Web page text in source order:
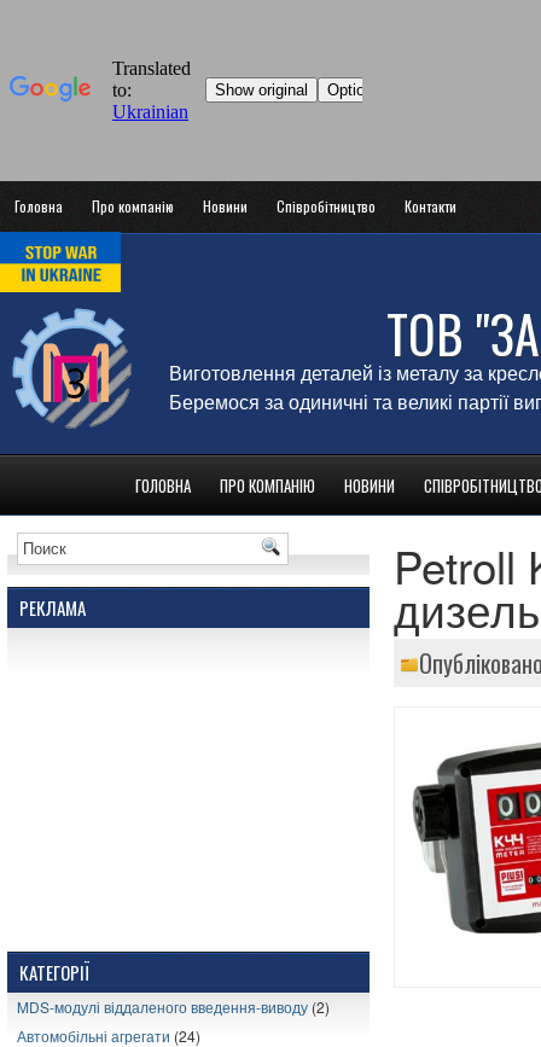
Головна Про компанію Новини Співробітництво Контакти
ТОВ
Виготовлення деталей із металу за
Беремося за одиничні та великі партії
ГОЛОВНА ПРО КОМПАНІЮ НОВИНИ
РЕКЛАМА
КАТЕГОРІЇ
MDS-модулі віддаленого введення-виводу (2)
Автомобільні агрегати (24)
Petroll